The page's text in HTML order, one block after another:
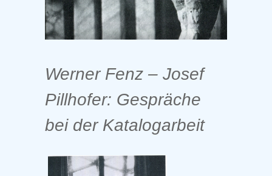
Werner Fenz – Josef
Pillhofer: Gespräche
bei der Katalogarbeit